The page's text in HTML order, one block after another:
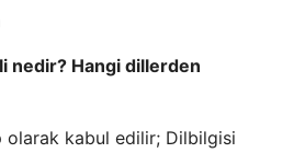
nedir? Hangi dillerden
olarak kabul edilir; Dilbilgisi